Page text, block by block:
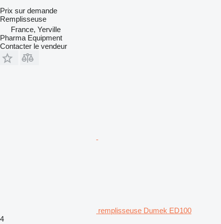
Prix sur demande
Remplisseuse
France, Yerville
Pharma Equipment
Contacter le vendeur
remplisseuse Dumek ED100
4